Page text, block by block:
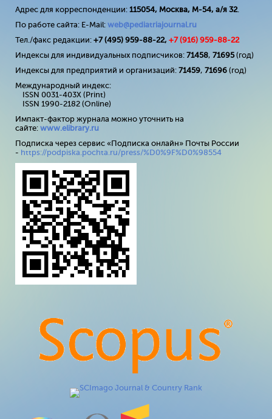
Адрес для корреспонденции: 115054, Москва, М-54, а/я 32.
По работе сайта: E-Mail: web@pediatriajournal.ru
Тел./факс редакции: +7 (495) 959-88-22, +7 (916) 959-88-22
Индексы для индивидуальных подписчиков: 71458, 71695(год)
Индексы для предприятий и организаций: 71459, 71696 (год)
Международный индекс:
ISSN 0031-403X (Print)
ISSN 1990-2182 (Online)
Импакт-фактор журнала можно уточнить на
сайте: www.elibrary.ru
Подписка через сервис «Подписка онлайн» Почты России
- https://podpiska.pochta.ru/press/%D0%9F%D0%98554